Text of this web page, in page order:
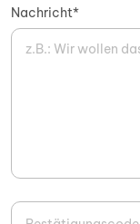
Nachricht*